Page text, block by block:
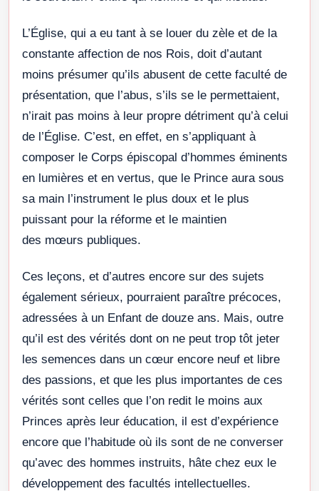
L’Église, qui a eu tant à se louer du zèle et de la
constante affection de nos Rois, doit d’autant
moins présumer qu’ils abusent de cette faculté de
présentation, que l’abus, s’ils se le permettaient,
n’irait pas moins à leur propre détriment qu’à celui
de l’Église. C’est, en effet, en s’appliquant à
composer le Corps épiscopal d’hommes éminents
en lumières et en vertus, que le Prince aura sous
sa main l’instrument le plus doux et le plus
puissant pour la réforme et le maintien
des mœurs publiques.
Ces leçons, et d’autres encore sur des sujets
également sérieux, pourraient paraître précoces,
adressées à un Enfant de douze ans. Mais, outre
qu’il est des vérités dont on ne peut trop tôt jeter
les semences dans un cœur encore neuf et libre
des passions, et que les plus importantes de ces
vérités sont celles que l’on redit le moins aux
Princes après leur éducation, il est d’expérience
encore que l’habitude où ils sont de ne converser
qu’avec des hommes instruits, hâte chez eux le
développement des facultés intellectuelles.